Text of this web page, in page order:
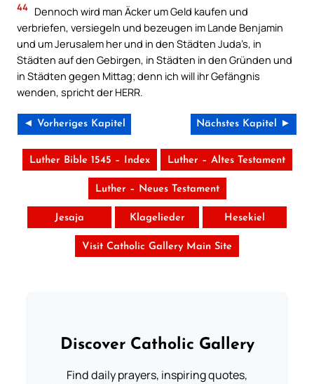
44 Dennoch wird man Äcker um Geld kaufen und
verbriefen, versiegeln und bezeugen im Lande Benjamin
und um Jerusalem her und in den Städten Juda’s, in
Städten auf den Gebirgen, in Städten in den Gründen und
in Städten gegen Mittag; denn ich will ihr Gefängnis
wenden, spricht der HERR.
◄ Vorheriges Kapitel Nächstes Kapitel ►
Luther Bible 1545 – Index Luther – Altes Testament
Luther – Neues Testament
Jesaja Klagelieder Hesekiel
Visit Catholic Gallery Main Site
Discover Catholic Gallery
Find daily prayers, inspiring quotes,